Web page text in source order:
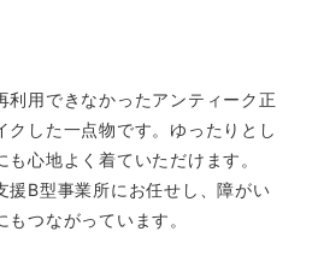
利用できなかったアンティーク正
クした一点物です。ゆったりとし
心地よく着ていただけます。
援B型事業所にお任せし、障がい
つながっています。